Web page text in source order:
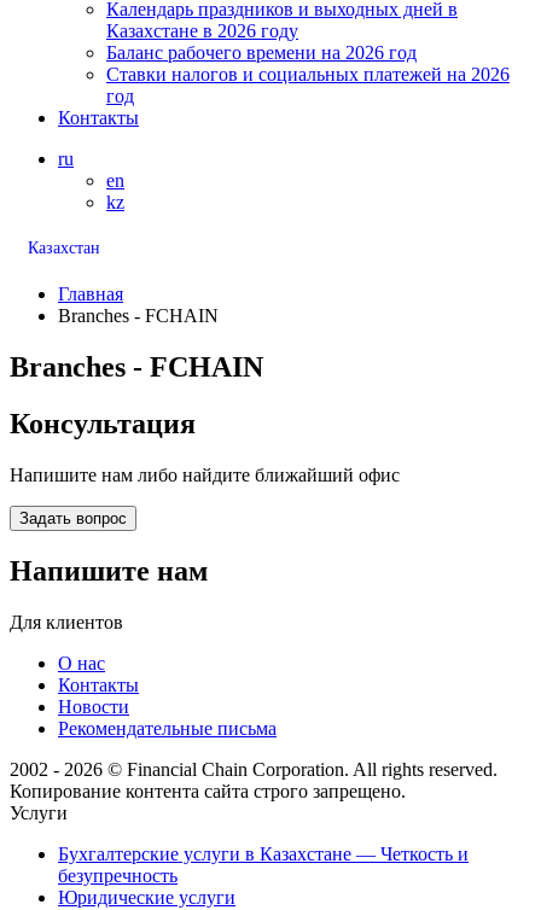
Календарь праздников и выходных дней в
Казахстане в 2026 году
Баланс рабочего времени на 2026 год
Ставки налогов и социальных платежей на 2026
год
Контакты
ru
en
kz
Казахстан
Главная
Branches - FCHAIN
Branches - FCHAIN
Консультация
Напишите нам либо найдите ближайший офис
Задать вопрос
Напишите нам
Для клиентов
О нас
Контакты
Новости
Рекомендательные письма
2002 - 2026 © Financial Chain Corporation. All rights reserved.
Копирование контента сайта строго запрещено.
Услуги
Бухгалтерские услуги в Казахстане — Четкость и
безупречность
Юридические услуги